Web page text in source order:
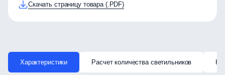
Скачать страницу товара (.PDF)
Характеристики Расчет количества светильников